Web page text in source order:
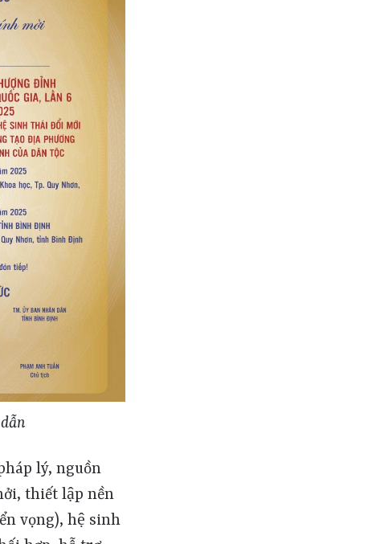
đã thành lập: Ban chỉ đạo hỗ trợ khởi nghiệp ĐMST tỉnh Bình Định; Hội đồng tư vấn và đầu